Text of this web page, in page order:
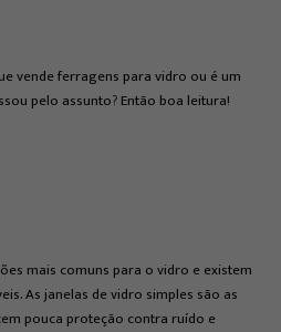
vende ferragens para vidro ou é um
pelo assunto? Então boa leitura!
mais comuns para o vidro e existem
As janelas de vidro simples são as
pouca proteção contra ruído e